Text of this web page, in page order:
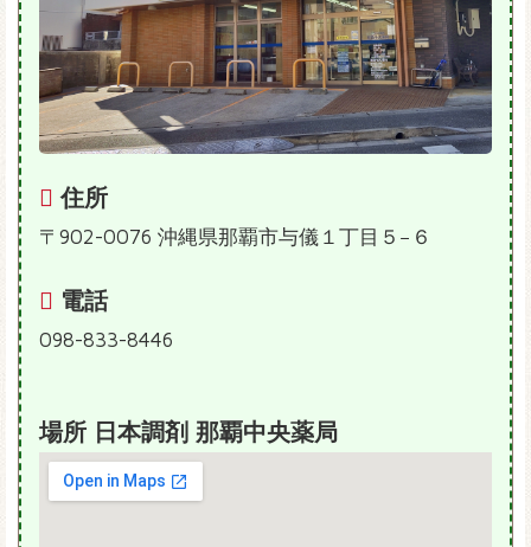
住所
〒902-0076 沖縄県那覇市与儀１丁目５−６
電話
098-833-8446
場所 日本調剤 那覇中央薬局